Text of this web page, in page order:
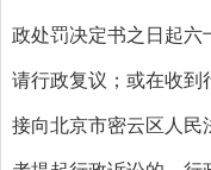
政处罚决定书之日起六
请行政复议；或在收到
接向北京市密云区人民